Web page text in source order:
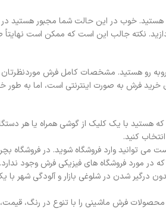
هستید. خوب در این حالت شما مجبور هستید
نکته جالب این است که ممکن است
روبه رو هستید. مشخصات کامل فرش
فرش به صورت اینترنتی است، اما به طور
هستید با یک کلیک از گوشی همراه یا هر
کنید.
می توانید وارد فروشگاه شوید. در فروشگاه
درگیر شدن در شلوغی بازار و آلودگی شهر با
فرش ماشینی را با تنوع در رنگ،